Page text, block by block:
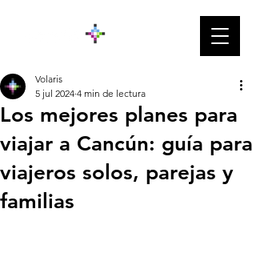
Los mejores planes para
viajar a Cancún: guía para
viajeros solos, parejas y
familias
Volaris
5 jul 2024 4 min de lectura